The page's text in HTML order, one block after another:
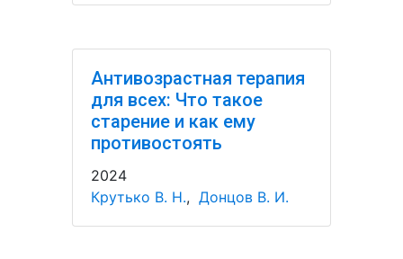
Антивозрастная терапия
для всех: Что такое
старение и как ему
противостоять
2024
Крутько В. Н., Донцов В. И.